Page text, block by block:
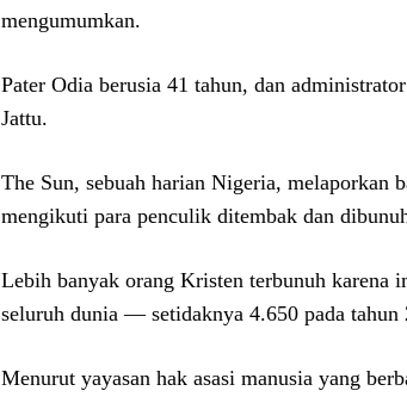
mengumumkan.
Pater Odia berusia 41 tahun, dan
Jattu.
The Sun, sebuah harian Nigeria, melaporkan
mengikuti para penculik ditembak dan
Lebih banyak orang Kristen terbunuh karena
seluruh dunia — setidaknya 4.650 pada tahun
Menurut yayasan hak asasi manusia yang